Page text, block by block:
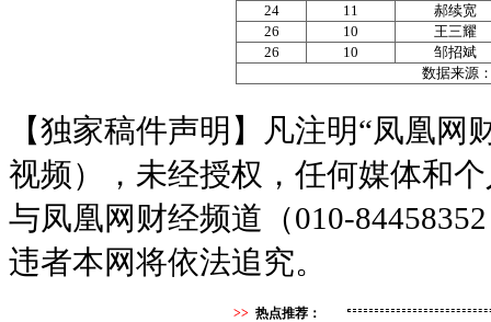
24
11
郝续宽
26
10
王三耀
26
10
邹招斌
数据来源
【独家稿件声明】凡注明“凤凰
视频），未经授权，任何媒体和
与凤凰网财经频道（010-
违者本网将依法追究。
>> 热点推荐：